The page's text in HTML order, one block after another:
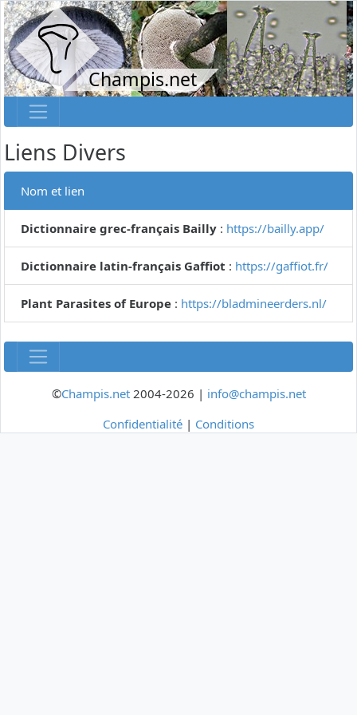
Champis.net
Liens Divers
Nom et lien
Dictionnaire grec-français Bailly : https://bailly.app/
Dictionnaire latin-français Gaffiot : https://gaffiot.fr/
Plant Parasites of Europe : https://bladmineerders.nl/
©Champis.net2004-2026 | info@champis.net
Confidentialité | Conditions